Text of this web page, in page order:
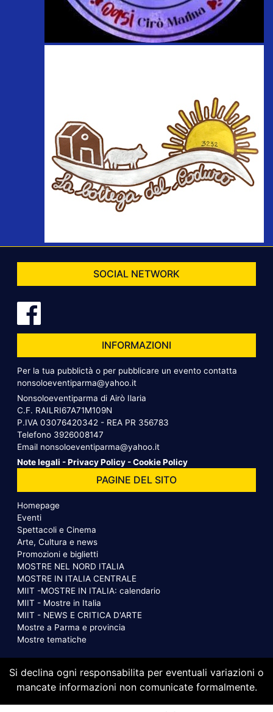
SOCIAL NETWORK
INFORMAZIONI
Per la tua pubblictà o per pubblicare un evento contatta
nonsoloeventiparma@yahoo.it
Nonsoloeventiparma di Airò Ilaria
C.F. RAILRI67A71M109N
P.IVA 03076420342 - REA PR 356783
Telefono 3926008147
Email nonsoloeventiparma@yahoo.it
Note legali -Privacy Policy -Cookie Policy
PAGINE DEL SITO
Homepage
Eventi
Spettacoli e Cinema
Arte, Cultura e news
Promozioni e biglietti
MOSTRE NEL NORD ITALIA
MOSTRE IN ITALIA CENTRALE
MIIT -MOSTRE IN ITALIA: calendario
MIIT - Mostre in Italia
MIIT - NEWS E CRITICA D'ARTE
Mostre a Parma e provincia
Mostre tematiche
Si declina ogni responsabilita per eventuali variazioni o
mancate informazioni non comunicate formalmente.